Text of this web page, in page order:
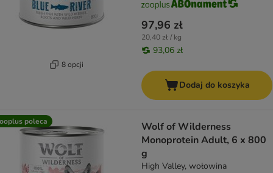
8 opcji
97,96 zł
20,40 zł / kg
93,06 zł
Dodaj do koszyka
poleca
Wolf of Wilderness
Monoprotein Adult, 6 x 800
g
High Valley, wołowina